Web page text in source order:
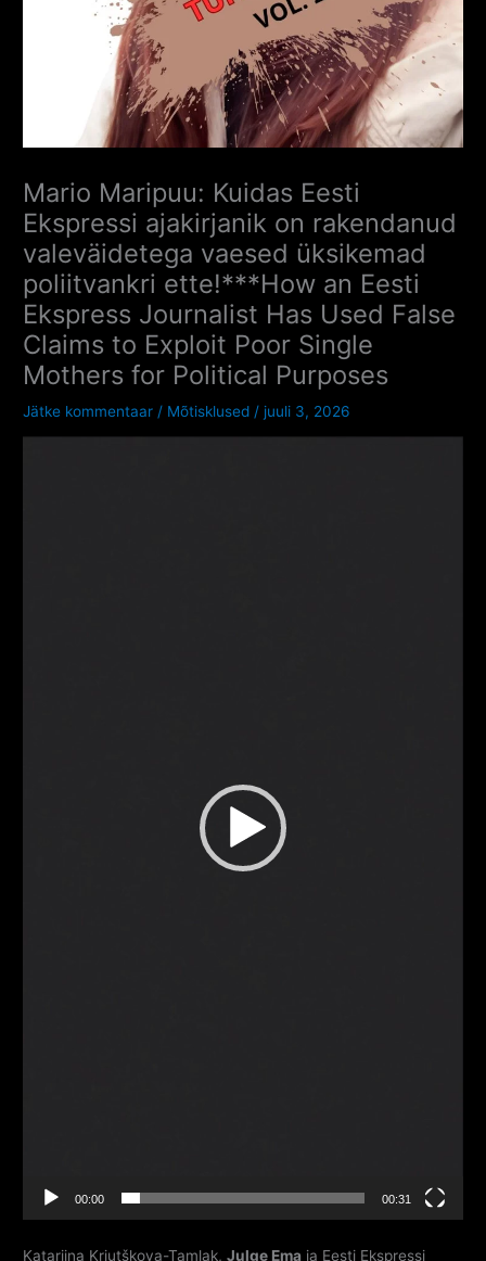
Mario Maripuu: Kuidas Eesti
Ekspressi ajakirjanik on rakendanud
valeväidetega vaesed üksikemad
poliitvankri ette!***How an Eesti
Ekspress Journalist Has Used False
Claims to Exploit Poor Single
Mothers for Political Purposes
Jätke kommentaar / Mõtisklused / juuli 3, 2026
00:00 00:31
Katariina Krjutškova-Tamlak,Julge Ema ja Eesti Ekspressi